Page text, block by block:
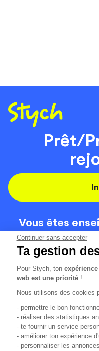
Continuer sans accepter
Ta gestion
Pour Stych, ton
web est une priorité !
Nous utilisons des cookies
- permettre le bon
- réaliser des statistiques
- te fournir un service
- améliorer ton expérience
- personnaliser les annonces
Prêt/
Vous êtes
On
Code de la route
Localisation
Tous les avis clients4.6/5